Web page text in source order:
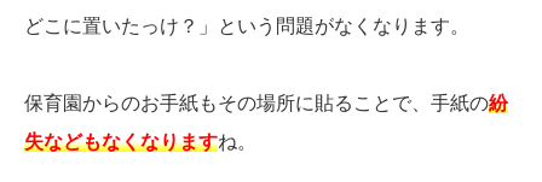
どこに置いたっけ？」という問題がなくなります。
保育園からのお手紙もその場所に貼ることで、手紙の紛
失などもなくなりますね。